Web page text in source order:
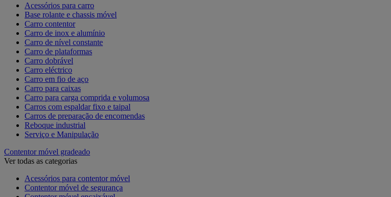
Acessórios para carro
Base rolante e chassis móvel
Carro contentor
Carro de inox e alumínio
Carro de nível constante
Carro de plataformas
Carro dobrável
Carro eléctrico
Carro em fio de aço
Carro para caixas
Carro para carga comprida e volumosa
Carros com espaldar fixo e taipal
Carros de preparação de encomendas
Reboque industrial
Serviço e Manipulação
Contentor móvel gradeado
Ver todas as categorias
Acessórios para contentor móvel
Contentor móvel de segurança